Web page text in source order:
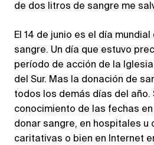
de dos litros de sangre me
El 14 de junio es el día
sangre. Un día que estuvo
período de acción de la
del Sur. Mas la donación de
todos los demás días del año.
conocimiento de las fechas
donar sangre, en hospitales u
caritativas o bien en Internet